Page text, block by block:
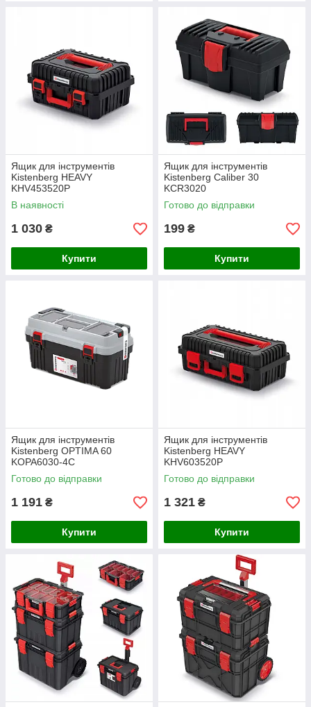
Ящик для інструментів
Kistenberg HEAVY
KHV453520P
В наявності
1 030 ₴
Купити
Ящик для інструментів
Kistenberg Caliber 30
KCR3020
Готово до відправки
199 ₴
Купити
Ящик для інструментів
Kistenberg OPTIMA 60
KOPA6030-4C
Готово до відправки
1 191 ₴
Купити
Ящик для інструментів
Kistenberg HEAVY
KHV603520P
Готово до відправки
1 321 ₴
Купити